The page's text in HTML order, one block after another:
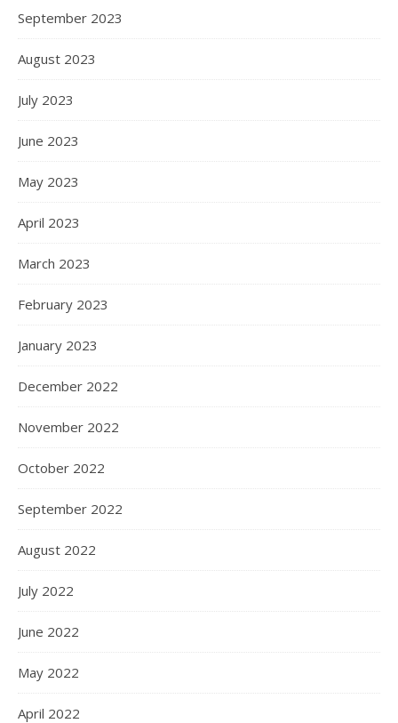
September 2023
August 2023
July 2023
June 2023
May 2023
April 2023
March 2023
February 2023
January 2023
December 2022
November 2022
October 2022
September 2022
August 2022
July 2022
June 2022
May 2022
April 2022